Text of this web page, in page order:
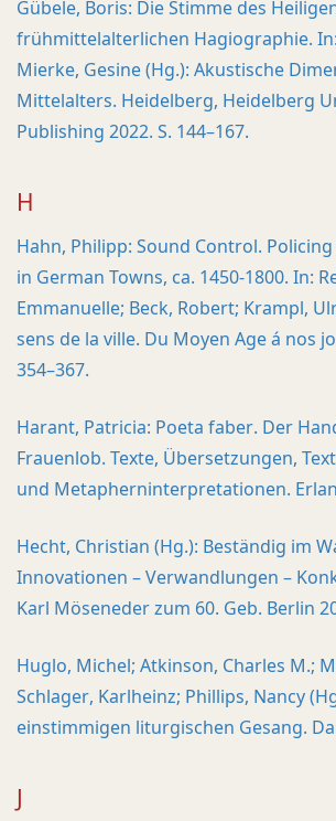
Gübele, Boris: Die Stimme des
frühmittelalterlichen Hagiographie.
Mierke, Gesine (Hg.): Akustische
Mittelalters. Heidelberg, Heidelberg
Publishing 2022. S. 144–167.
H
Hahn, Philipp: Sound Control.
in German Towns, ca. 1450-1800. In:
Emmanuelle; Beck, Robert; Krampl,
sens de la ville. Du Moyen Age á nos
354–367.
Harant, Patricia: Poeta faber. Der
Frauenlob. Texte, Übersetzungen,
und Metapherninterpretationen.
Hecht, Christian (Hg.): Beständig im
Innovationen – Verwandlungen –
Karl Möseneder zum 60. Geb. Berlin
Huglo, Michel; Atkinson, Charles M.;
Schlager, Karlheinz; Phillips, Nancy
einstimmigen liturgischen Gesang.
J